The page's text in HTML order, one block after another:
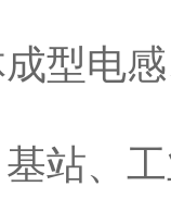
型电
站、